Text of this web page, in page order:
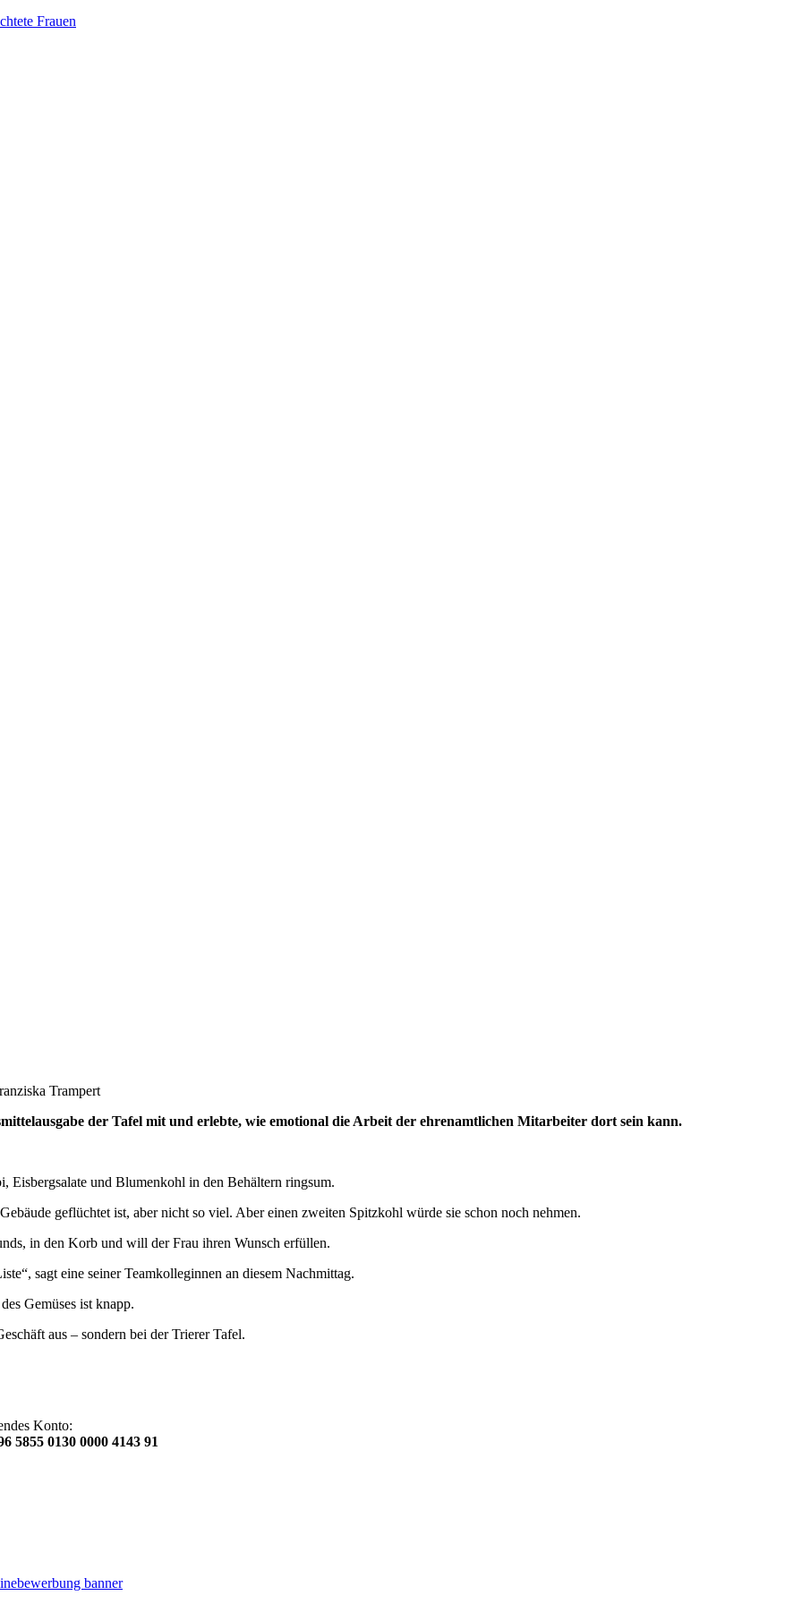
Frauen
Trampert
der Tafel mit und erlebte, wie emotional die Arbeit der ehrenamtlichen Mitarbeiter dort sein kann.
Eisbergsalate und Blumenkohl in den Behältern ringsum.
geflüchtet ist, aber nicht so viel. Aber einen zweiten Spitzkohl würde sie schon noch nehmen.
in den Korb und will der Frau ihren Wunsch erfüllen.
sagt eine seiner Teamkolleginnen an diesem Nachmittag.
Gemüses ist knapp.
aus – sondern bei der Trierer Tafel.
Konto:
5855 0130 0000 4143 91